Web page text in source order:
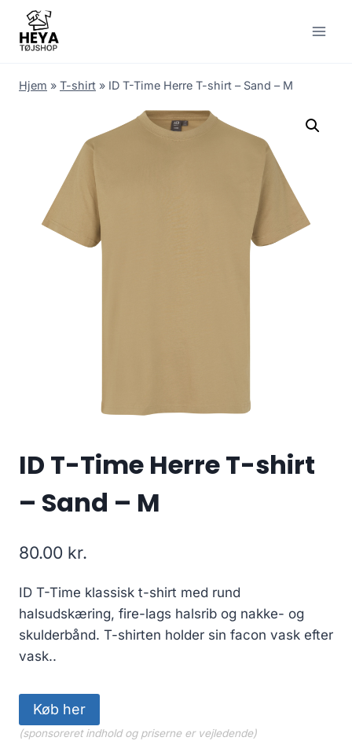
content
Hjem » T-shirt » ID T-Time Herre T-shirt – Sand – M
ID T-Time Herre T-shirt
– Sand – M
80.00 kr.
ID T-Time klassisk t-shirt med rund
halsudskæring, fire-lags halsrib og nakke- og
skulderbånd. T-shirten holder sin facon vask efter
vask..
Køb her
(sponsoreret indhold og priserne er vejledende)